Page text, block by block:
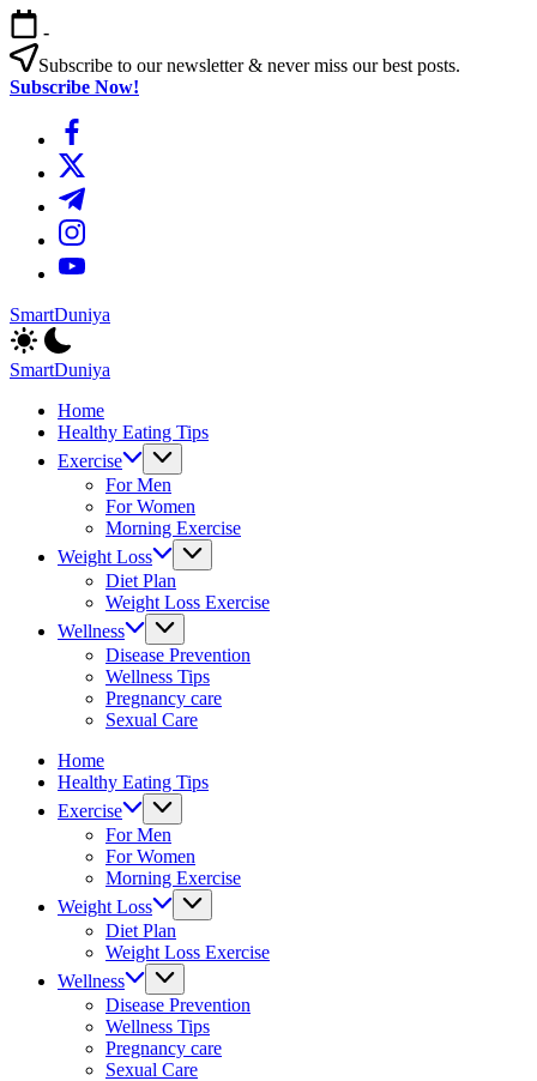
এড়িয়ে
লেখায়
যান
-
Subscribe to our newsletter & never miss our best posts.
Subscribe Now!
https://www.facebook.com/
https://twitter.com/
https://t.me/
https://www.instagram.com/
https://youtube.com/
SmartDuniya
Be
Smart
&
Happy
Life
with
health
SmartDuniya
Smart
Happy
fitness
Home
Healthy Eating Tips
Exercise
For Men
For Women
Morning Exercise
Weight Loss
Diet Plan
Weight Loss Exercise
Wellness
Disease Prevention
Wellness Tips
Pregnancy care
Sexual Care
Home
Healthy Eating Tips
Exercise
For Men
For Women
Morning Exercise
Weight Loss
Diet Plan
Weight Loss Exercise
Wellness
Disease Prevention
Wellness Tips
Pregnancy care
Sexual Care